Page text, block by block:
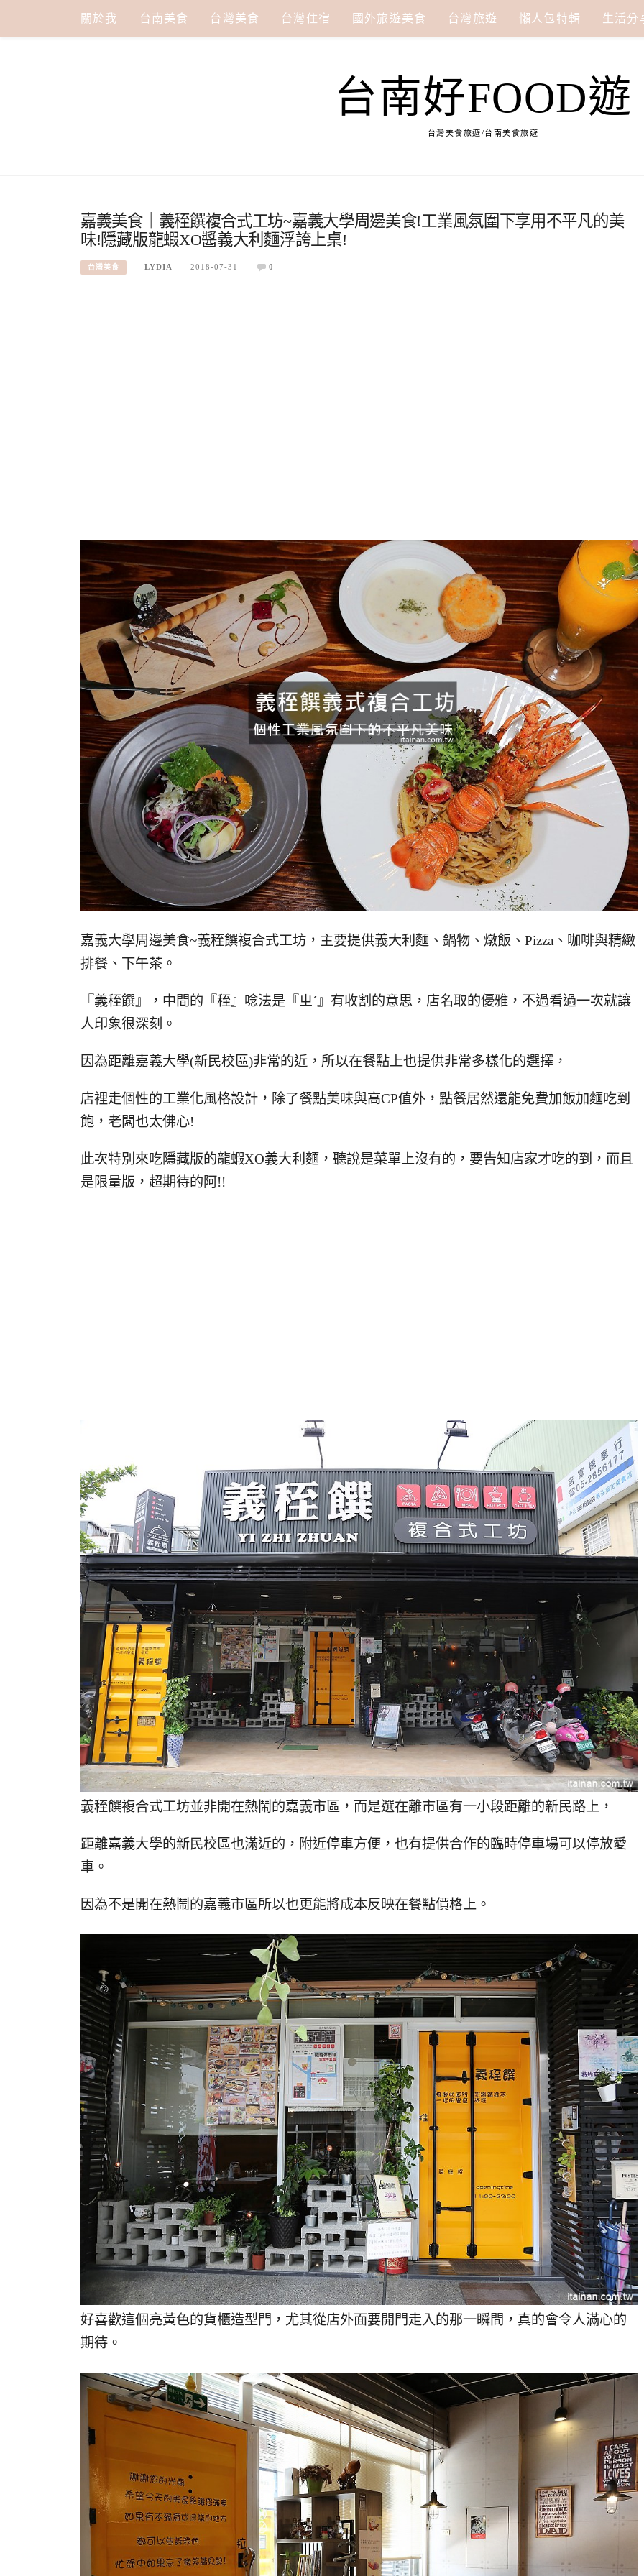
關於我 台南美食 台灣美食 台灣住宿 國外旅遊美食 台灣旅遊 懶人包特輯 生活分
台南好FOOD遊
台灣美食旅遊/台南美食旅遊
嘉義美食｜義秷饌複合式工坊~嘉義大學周邊美食!工業風氛圍下享用不平凡的美
味!隱藏版龍蝦XO醬義大利麵浮誇上桌!
台灣美食 LYDIA 2018-07-31 0
嘉義大學周邊美食~義秷饌複合式工坊，主要提供義大利麵、鍋物、燉飯、Pizza、咖啡與精緻
排餐、下午茶。
『義秷饌』，中間的『秷』唸法是『ㄓˊ』有收割的意思，店名取的優雅，不過看過一次就讓
人印象很深刻。
因為距離嘉義大學(新民校區)非常的近，所以在餐點上也提供非常多樣化的選擇，
店裡走個性的工業化風格設計，除了餐點美味與高CP值外，點餐居然還能免費加飯加麵吃到
飽，老闆也太佛心!
此次特別來吃隱藏版的龍蝦XO義大利麵，聽說是菜單上沒有的，要告知店家才吃的到，而且
是限量版，超期待的阿!!
義秷饌複合式工坊並非開在熱鬧的嘉義市區，而是選在離市區有一小段距離的新民路上，
距離嘉義大學的新民校區也滿近的，附近停車方便，也有提供合作的臨時停車場可以停放愛
車。
因為不是開在熱鬧的嘉義市區所以也更能將成本反映在餐點價格上。
好喜歡這個亮黃色的貨櫃造型門，尤其從店外面要開門走入的那一瞬間，真的會令人滿心的
期待。